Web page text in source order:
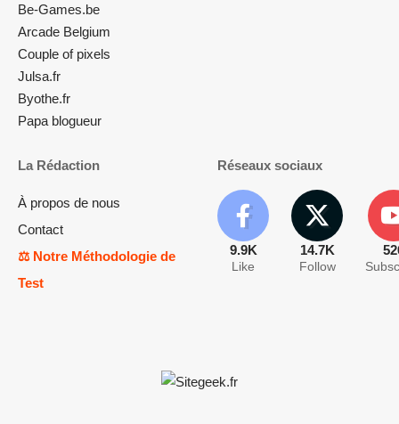
Be-Games.be
Arcade Belgium
Couple of pixels
Julsa.fr
Byothe.fr
Papa blogueur
La Rédaction
À propos de nous
Contact
⚖️ Notre Méthodologie de
Test
Réseaux sociaux
9.9K
Like
14.7K
Follow